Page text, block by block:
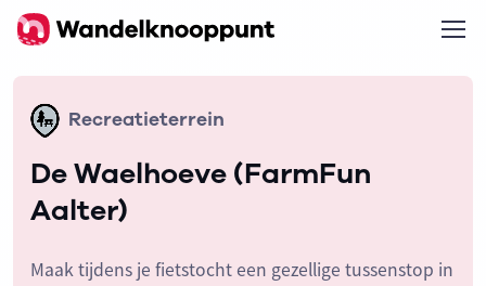
Recreatieterrein
De Waelhoeve (FarmFun
Aalter)
Maak tijdens je fietstocht een gezellige tussenstop in